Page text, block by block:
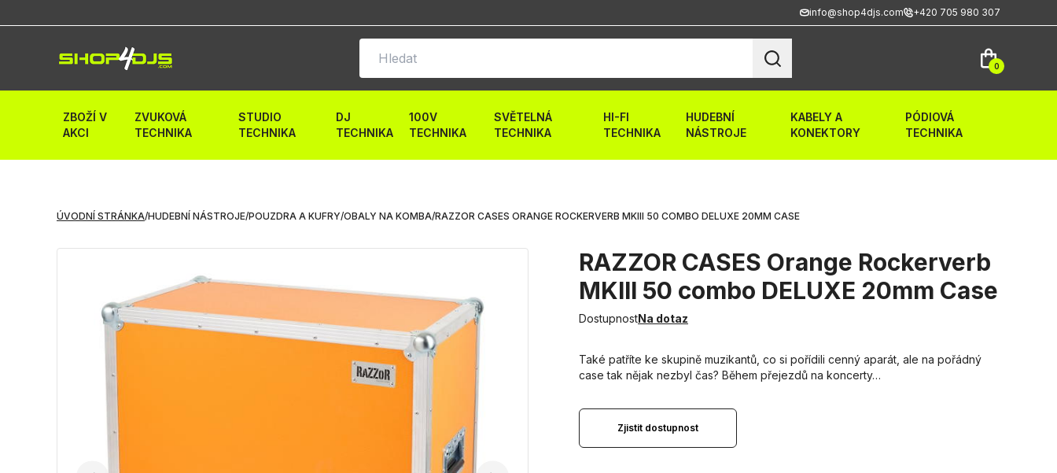
info@shop4djs.com +420 705 980 307
0
ZBOŽÍ V
AKCI
ZVUKOVÁ
TECHNIKA
STUDIO
TECHNIKA
DJ
TECHNIKA
100V
TECHNIKA
SVĚTELNÁ
TECHNIKA
HI-FI
TECHNIKA
HUDEBNÍ
NÁSTROJE
KABELY A
KONEKTORY
PÓDIOVÁ
TECHNIKA
ÚVODNÍ STRÁNKA/HUDEBNÍ NÁSTROJE/POUZDRA A KUFRY/OBALY NA KOMBA/RAZZOR CASES ORANGE ROCKERVERB MKIII 50 COMBO DELUXE 20MM CASE
RAZZOR CASES Orange Rockerverb
MKIII 50 combo DELUXE 20mm Case
DostupnostNa dotaz
Také patříte ke skupině muzikantů, co si pořídili cenný aparát, ale na pořádný
case tak nějak nezbyl čas? Během přejezdů na koncerty…
Zjistit dostupnost